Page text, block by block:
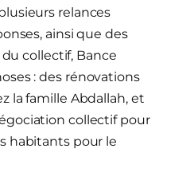
relances
ainsi que des
collectif, Bance
: des rénovations
la famille Abdallah, et
collectif pour
habitants pour le